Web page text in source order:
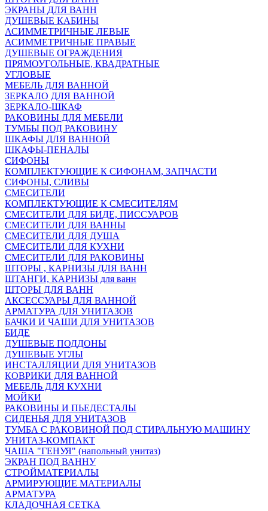
ЭКРАНЫ ДЛЯ ВАНН
ДУШЕВЫЕ КАБИНЫ
АСИММЕТРИЧНЫЕ ЛЕВЫЕ
АСИММЕТРИЧНЫЕ ПРАВЫЕ
ДУШЕВЫЕ ОГРАЖДЕНИЯ
ПРЯМОУГОЛЬНЫЕ, КВАДРАТНЫЕ
УГЛОВЫЕ
МЕБЕЛЬ ДЛЯ ВАННОЙ
ЗЕРКАЛО ДЛЯ ВАННОЙ
ЗЕРКАЛО-ШКАФ
РАКОВИНЫ ДЛЯ МЕБЕЛИ
ТУМБЫ ПОД РАКОВИНУ
ШКАФЫ ДЛЯ ВАННОЙ
ШКАФЫ-ПЕНАЛЫ
СИФОНЫ
КОМПЛЕКТУЮЩИЕ К СИФОНАМ, ЗАПЧАСТИ
СИФОНЫ, СЛИВЫ
СМЕСИТЕЛИ
КОМПЛЕКТУЮЩИЕ К СМЕСИТЕЛЯМ
СМЕСИТЕЛИ ДЛЯ БИДЕ, ПИССУАРОВ
СМЕСИТЕЛИ ДЛЯ ВАННЫ
СМЕСИТЕЛИ ДЛЯ ДУША
СМЕСИТЕЛИ ДЛЯ КУХНИ
СМЕСИТЕЛИ ДЛЯ РАКОВИНЫ
ШТОРЫ , КАРНИЗЫ ДЛЯ ВАНН
ШТАНГИ, КАРНИЗЫ для ванн
ШТОРЫ ДЛЯ ВАНН
АКСЕССУАРЫ ДЛЯ ВАННОЙ
АРМАТУРА ДЛЯ УНИТАЗОВ
БАЧКИ И ЧАШИ ДЛЯ УНИТАЗОВ
БИДЕ
ДУШЕВЫЕ ПОДДОНЫ
ДУШЕВЫЕ УГЛЫ
ИНСТАЛЛЯЦИИ ДЛЯ УНИТАЗОВ
КОВРИКИ ДЛЯ ВАННОЙ
МЕБЕЛЬ ДЛЯ КУХНИ
МОЙКИ
РАКОВИНЫ И ПЬЕДЕСТАЛЫ
СИДЕНЬЯ ДЛЯ УНИТАЗОВ
ТУМБА С РАКОВИНОЙ ПОД СТИРАЛЬНУЮ МАШИНУ
УНИТАЗ-КОМПАКТ
ЧАША "ГЕНУЯ" (напольный унитаз)
ЭКРАН ПОД ВАННУ
СТРОЙМАТЕРИАЛЫ
АРМИРУЮЩИЕ МАТЕРИАЛЫ
АРМАТУРА
КЛАДОЧНАЯ СЕТКА